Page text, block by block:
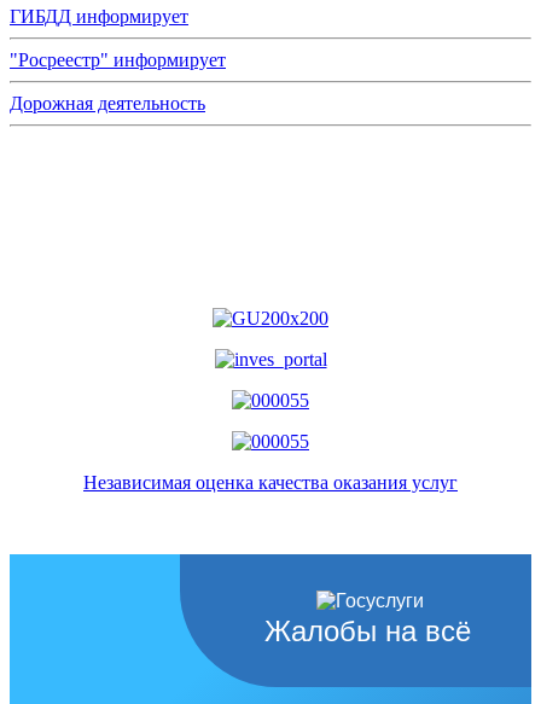
ГИБДД информирует
"Росреестр" информирует
Дорожная деятельность
Независимая оценка качества оказания услуг
Жалобы на всё